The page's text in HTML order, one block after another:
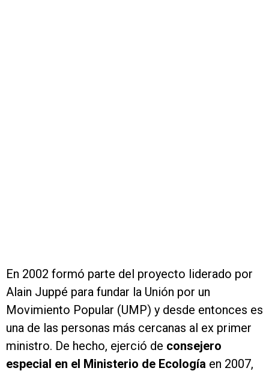
En 2002 formó parte del proyecto liderado por
Alain Juppé para fundar la Unión por un
Movimiento Popular (UMP) y desde entonces es
una de las personas más cercanas al ex primer
ministro. De hecho, ejerció de consejero
especial en el Ministerio de Ecología en 2007,